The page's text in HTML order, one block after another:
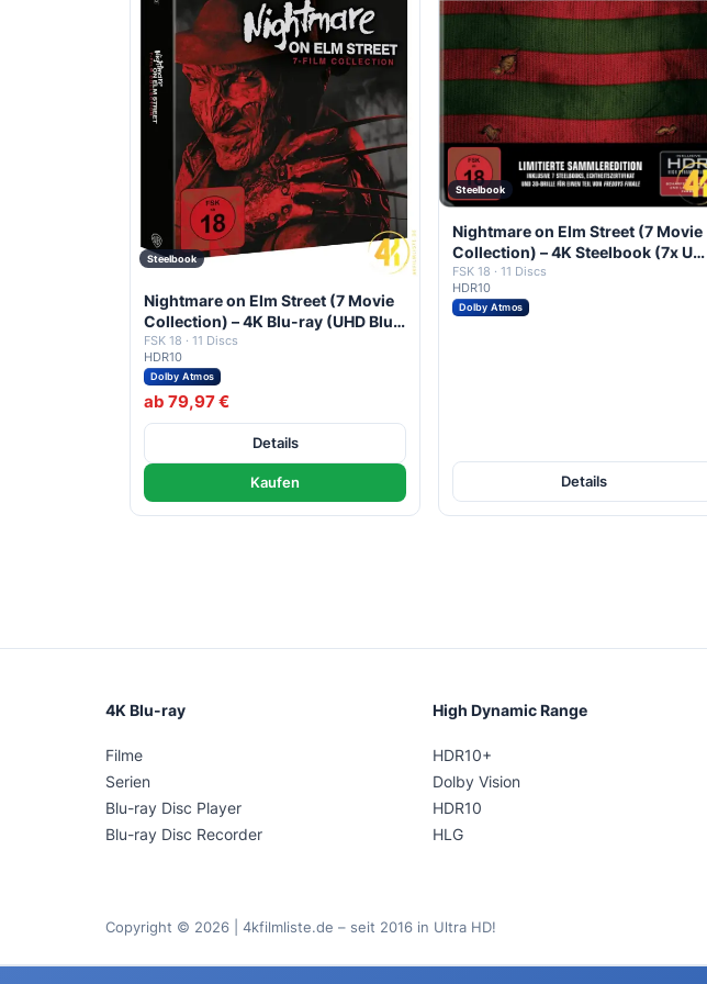
Steelbook
Nightmare on Elm Street (7 Movie
Collection) – 4K Blu-ray (UHD Blu-
ray Disc)
FSK 18 · 11 Discs
HDR10
Dolby Atmos
ab 79,97 €
Details
Kaufen
Steelbook
Nightmare on Elm Street (7 Movie
Collection) – 4K Steelbook (7x UHD
+ 4x Blu-ray Disc)
FSK 18 · 11 Discs
HDR10
Dolby Atmos
Details
4K Blu-ray
Filme
Serien
Blu-ray Disc Player
Blu-ray Disc Recorder
High Dynamic Range
HDR10+
Dolby Vision
HDR10
HLG
Copyright © 2026 | 4kfilmliste.de – seit 2016 in Ultra HD!